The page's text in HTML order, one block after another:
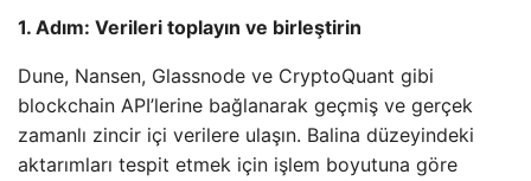
1. Adım: Verileri toplayın ve birleştirin
Dune, Nansen, Glassnode ve CryptoQuant gibi
blockchain API’lerine bağlanarak geçmiş ve gerçek
zamanlı zincir içi verilere ulaşın. Balina düzeyindeki
aktarımları tespit etmek için işlem boyutuna göre